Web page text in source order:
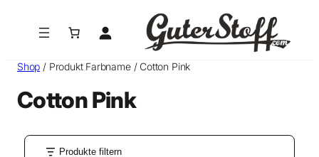
Shop / Produkt Farbname / Cotton Pink
Cotton Pink
Produkte filtern